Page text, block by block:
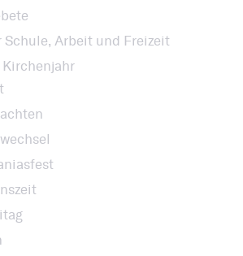
Schule, Arbeit und Freizeit
Kirchenjahr